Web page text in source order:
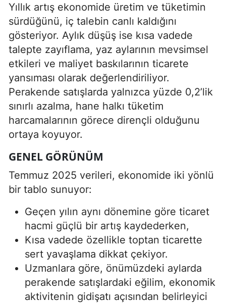
Yıllık artış ekonomide üretim ve tüketimin
sürdüğünü, iç talebin canlı kaldığını
gösteriyor. Aylık düşüş ise kısa vadede
talepte zayıflama, yaz aylarının mevsimsel
etkileri ve maliyet baskılarının ticarete
yansıması olarak değerlendiriliyor.
Perakende satışlarda yalnızca yüzde 0,2’lik
sınırlı azalma, hane halkı tüketim
harcamalarının görece dirençli olduğunu
ortaya koyuyor.
GENEL GÖRÜNÜM
Temmuz 2025 verileri, ekonomide iki yönlü
bir tablo sunuyor:
Geçen yılın aynı dönemine göre ticaret
hacmi güçlü bir artış kaydederken,
Kısa vadede özellikle toptan ticarette
sert yavaşlama dikkat çekiyor.
Uzmanlara göre, önümüzdeki aylarda
perakende satışlardaki eğilim, ekonomik
aktivitenin gidişatı açısından belirleyici